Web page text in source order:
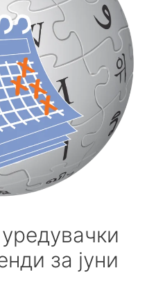
за јуни